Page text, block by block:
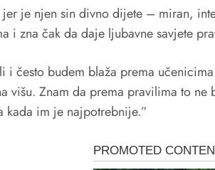
jer je njen sin divno dijete – miran,
i zna čak da daje ljubavne savjete
i često budem blaža prema
višu. Znam da prema pravilima to
kada im je najpotrebnije.”